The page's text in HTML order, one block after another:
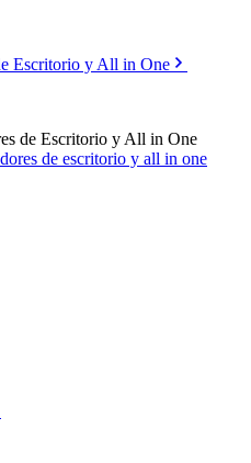
Escritorio y All in One
de Escritorio y All in One
de escritorio y all in one